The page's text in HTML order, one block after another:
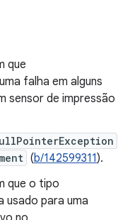
que
falha em alguns
sensor de impressão
(b/142599311).
que o tipo
usado para uma